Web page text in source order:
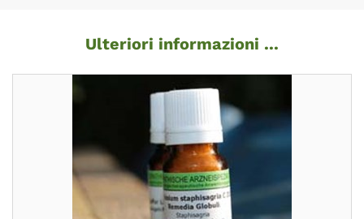
Ulteriori informazioni ...